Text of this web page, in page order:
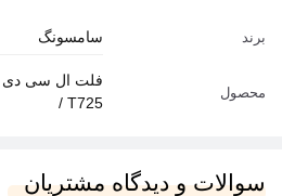
برند سامسونگ
محصول
/ T725
سوالات و دیدگاه مشتریان